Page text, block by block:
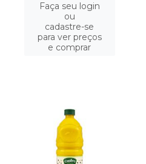
Faça seu login
ou
cadastre-se
para ver preços
e comprar